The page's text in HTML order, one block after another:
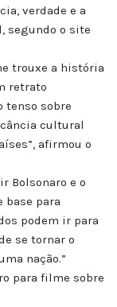
verdade e a
segundo o site
trouxe a história
retrato
sobre
cultural
afirmou o
Bolsonaro e o
base para
podem ir para
se tornar o
nação.”
para filme sobre